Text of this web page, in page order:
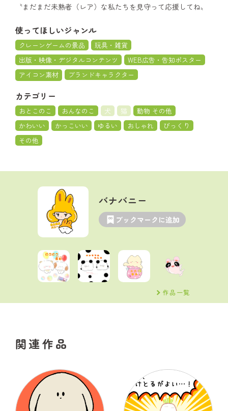
〝まだまだ未熟者（レア）な私たちを見守って応援してね〟
使ってほしいジャンル
クレーンゲームの景品
玩具・雑貨
出版・映像・デジタルコンテンツ
WEB広告・告知ポスター
アイコン素材
ブランドキャラクター
カテゴリー
おとこのこ おんなのこ 犬 猫
動物 その他
かわいい
かっこいい ゆるい おしゃれ
びっくり
その他
バナバニー
ブックマークに追加
作品一覧
関連作品